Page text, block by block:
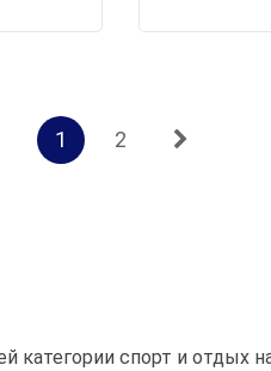
1 2
категории спорт и отдых